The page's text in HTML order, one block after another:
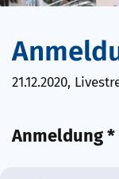
21.12.2020,
Anmeldung *